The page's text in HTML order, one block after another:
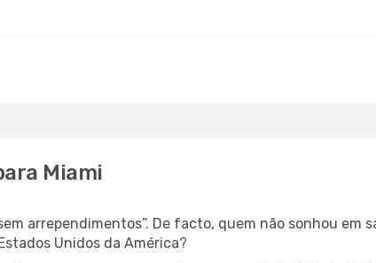
Miami
arrependimentos”. De facto, quem não sonhou em
Unidos da América?